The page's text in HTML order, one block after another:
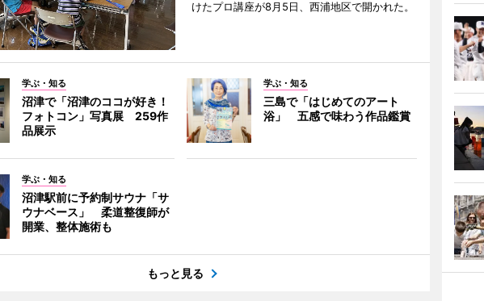
けたプロ講座が8月5日、西浦地区で開かれた。
学ぶ・知る
沼津で「沼津のココが好き！
フォトコン」写真展 259作
品展示
学ぶ・知る
三島で「はじめてのアート
浴」 五感で味わう作品鑑賞
学ぶ・知る
沼津駅前に予約制サウナ「サ
ウナベース」 柔道整復師が
開業、整体施術も
もっと見る